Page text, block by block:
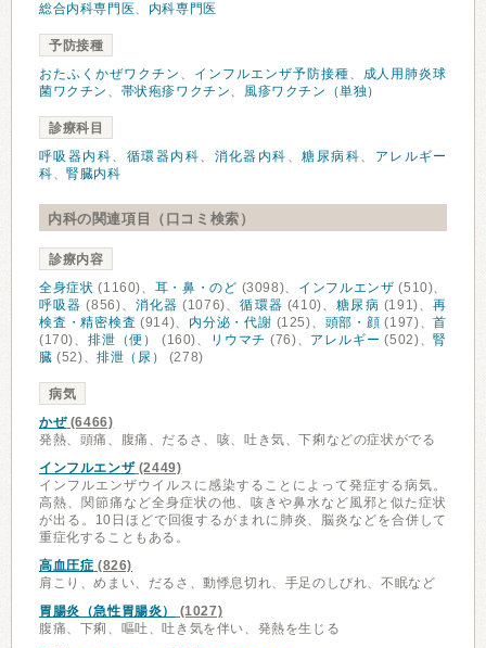
総合内科専門医、 内科専門医
予防接種
おたふくかぜワクチン 、 インフルエンザ予防接種、
成人用肺炎球
菌ワクチン 、 帯状疱疹ワクチン、 風疹ワクチン（単独）
診療科目
呼吸器内科、 循環器内科、 消化器内科 、糖尿病科、 アレルギー
科、腎臓内科
内科の関連項目（口コミ検索）
診療内容
全身症状 (1160)、 耳・鼻・のど (3098)、 インフルエンザ (510)、
呼吸器 (856)、 消化器 (1076)、循環器 (410)、糖尿病 (191)、再
検査・精密検査 (914)、 内分泌・代謝 (125)、 頭部・顔 (197)、首
(170)、排泄（便） (160)、 リウマチ (76)、 アレルギー (502)、腎
臓 (52)、排泄（尿） (278)
病気
かぜ(6466)
発熱、頭痛、腹痛、だるさ、咳、吐き気、下痢などの症状がでる
インフルエンザ(2449)
インフルエンザウイルスに感染することによって発症する病気。
高熱、関節痛など全身症状の他、咳きや鼻水など風邪と似た症状
が出る。10日ほどで回復するがまれに肺炎、脳炎などを合併して
重症化することもある。
高血圧症 (826)
肩こり、めまい、だるさ、動悸息切れ、手足のしびれ、不眠など
胃腸炎（急性胃腸炎）
(1027)
腹痛、下痢、嘔吐、吐き気を伴い、発熱を生じる